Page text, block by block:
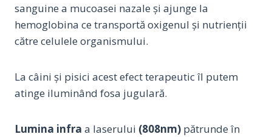
sanguine a mucoasei nazale și ajunge la
hemoglobina ce transportă oxigenul și nutrienții
către celulele organismului.
La câini și pisici acest efect terapeutic îl putem
atinge iluminând fosa jugulară.
Lumina infra a laserului (808nm) pătrunde în